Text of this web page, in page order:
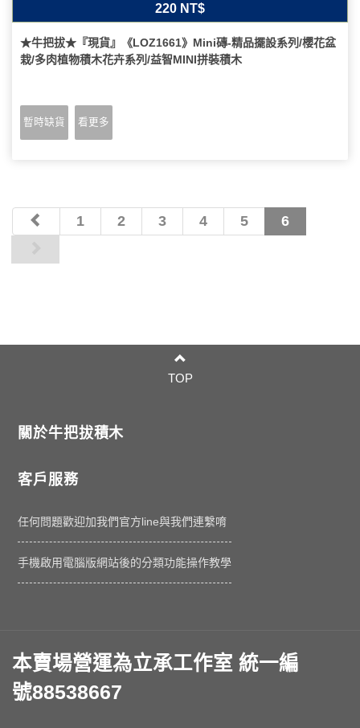
220 NT$
★牛把拔★『現貨』《LOZ1661》Mini磚-精品擺設系列/櫻花盆
栽/多肉植物積木花卉系列/益智MINI拼裝積木
暫時缺貨 看更多
1 2 3 4 5 6
TOP
關於牛把拔積木
客戶服務
任何問題歡迎加我們官方line與我們連繫唷
手機啟用電腦版網站後的分類功能操作教學
本賣場營運為立承工作室 統一編
號88538667